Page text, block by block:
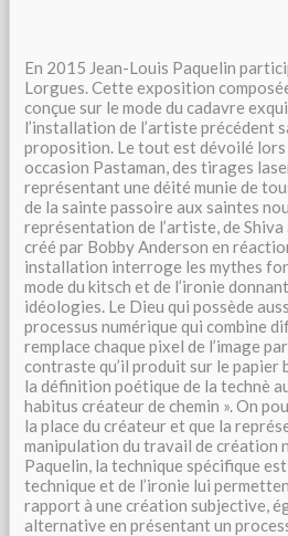
En 2015 Jean-Louis Paquelin
Lorgues. Cette exposition
conçue sur le mode du cadavre
l’installation de l’artiste précédent
proposition. Le tout est dévoilé lors
occasion Pastaman, des tirages
représentant une déité munie de
de la sainte passoire aux saintes
représentation de l’artiste, de
créé par Bobby Anderson en
installation interroge les mythes
mode du kitsch et de l’ironie
idéologies. Le Dieu qui possède
processus numérique qui combine
remplace chaque pixel de l’image
contraste qu’il produit sur le
la définition poétique de la technè
habitus créateur de chemin ». On
la place du créateur et que la
manipulation du travail de création
Paquelin, la technique spécifique
technique et de l’ironie lui
rapport à une création subjective,
alternative en présentant un